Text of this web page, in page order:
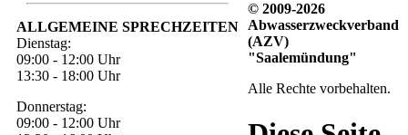
ALLGEMEINE SPRECHZEITEN
Dienstag:
09:00 - 12:00 Uhr
13:30 - 18:00 Uhr
Donnerstag:
09:00 - 12:00 Uhr
© 2009-2026
Abwasserzweckverband
(AZV)
"Saalemündung"
Alle Rechte vorbehalten.